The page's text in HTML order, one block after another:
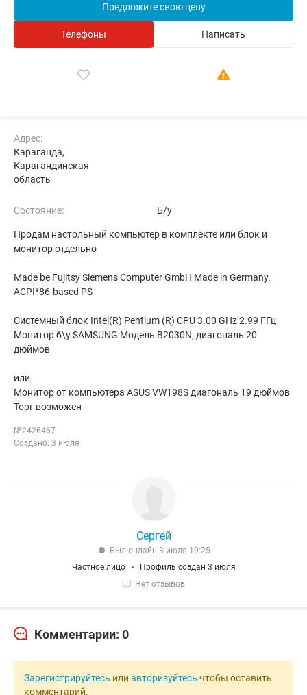
Предложите свою цену
Телефоны Написать
Адрес:
Караганда,
Карагандинская
область
Состояние: Б/у
Продам настольный компьютер в комплекте или блок и
монитор отдельно
Made be Fujitsy Siemens Computer GmbH Made in Germany.
ACPI*86-based PS
Системный блок Intel(R) Pentium (R) CPU 3.00 GHz 2.99 ГГц
Монитор б\у SAMSUNG Модель B2030N, диагональ 20
дюймов
или
Монитор от компьютера ASUS VW198S диагональ 19 дюймов
Торг возможен
№2426467
Создано: 3 июля
Сергей
Был онлайн 3 июля 19:25
Частное лицо
Профиль создан 3 июля
Нет отзывов
Комментарии: 0
Зарегистрируйтесь или авторизуйтесь чтобы оставить
комментарий.